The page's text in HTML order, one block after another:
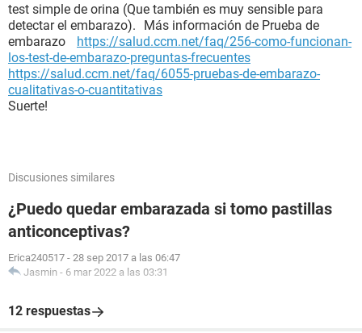
test simple de orina (Que también es muy sensible para
detectar el embarazo). Más información de Prueba de
embarazo https://salud.ccm.net/faq/256-como-funcionan-
los-test-de-embarazo-preguntas-frecuentes
https://salud.ccm.net/faq/6055-pruebas-de-embarazo-
cualitativas-o-cuantitativas
Suerte!
Discusiones similares
¿Puedo quedar embarazada si tomo pastillas
anticonceptivas?
Erica240517 - 28 sep 2017 a las 06:47
Jasmin - 6 mar 2022 a las 03:31
12 respuestas